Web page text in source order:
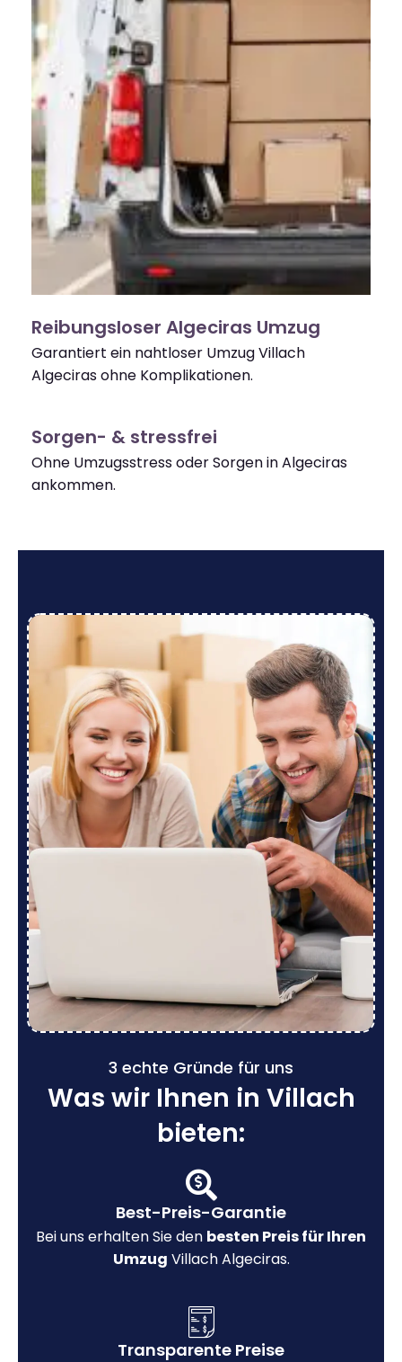
Reibungsloser Algeciras Umzug
Garantiert ein nahtloser Umzug Villach
Algeciras ohne Komplikationen.
Sorgen- & stressfrei
Ohne Umzugsstress oder Sorgen in Algeciras
ankommen.
3 echte Gründe für uns
Was wir Ihnen in Villach
bieten:
Best-Preis-Garantie
Bei uns erhalten Sie den besten Preis für Ihren
Umzug Villach Algeciras.
Transparente Preise